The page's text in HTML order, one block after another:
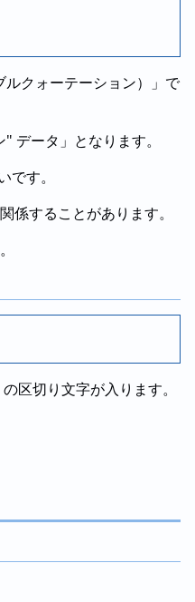
クォーテーション）」で
ータ」となります。
す。
することがあります。
区切り文字が入ります。